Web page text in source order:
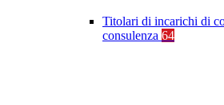
Titolari di incarichi di
consulenza 64